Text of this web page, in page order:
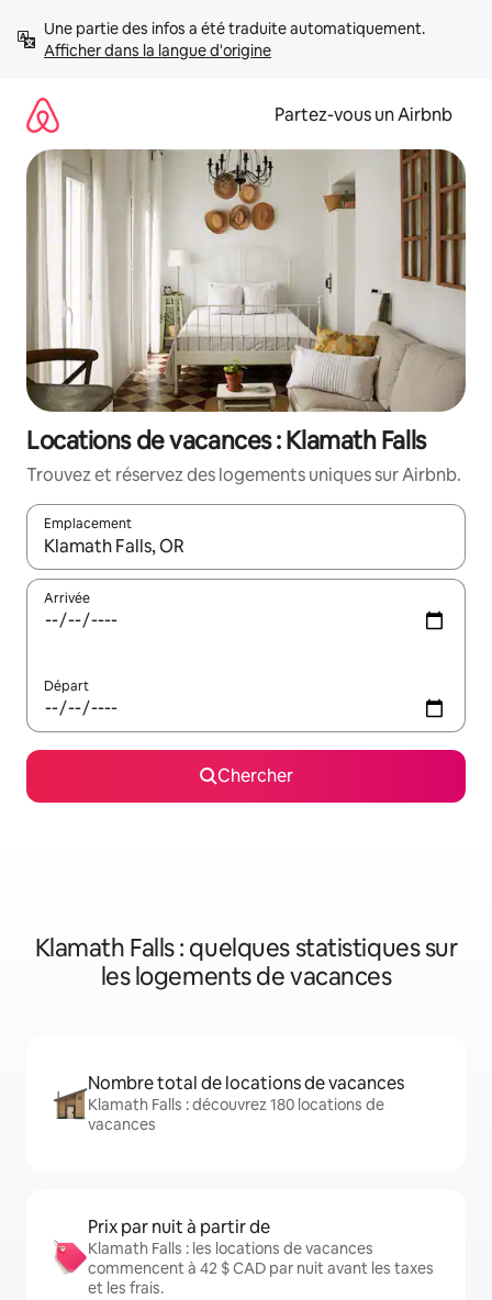
directement
Afficher dans la langue d'origine
Partez-vous un Airbnb
Locations de vacances : Klamath Falls
Trouvez et réservez des logements uniques sur Airbnb.
Emplacement
Quand les résultats sont affichés, parcourez-les en utilisant
Arrivée
Départ
Chercher
Klamath Falls : quelques statistiques sur
les logements de vacances
Nombre total de locations de vacances
Klamath Falls : découvrez 180 locations de
vacances
Prix par nuit à partir de
Klamath Falls : les locations de vacances
commencent à 42 $ CAD par nuit avant les taxes
et les frais.